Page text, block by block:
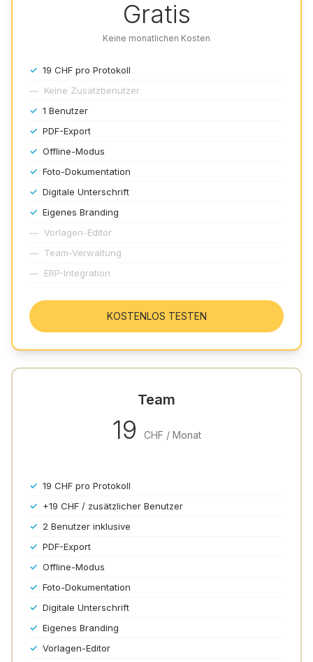
Gratis
Keine monatlichen Kosten
✓ 19 CHF pro Protokoll
— Keine Zusatzbenutzer
✓ 1 Benutzer
✓ PDF-Export
✓ Offline-Modus
✓ Foto-Dokumentation
✓ Digitale Unterschrift
✓ Eigenes Branding
— Vorlagen-Editor
— Team-Verwaltung
— ERP-Integration
KOSTENLOS TESTEN
Team
19 CHF / Monat
✓ 19 CHF pro Protokoll
✓ +19 CHF / zusätzlicher Benutzer
✓ 2 Benutzer inklusive
✓ PDF-Export
✓ Offline-Modus
✓ Foto-Dokumentation
✓ Digitale Unterschrift
✓ Eigenes Branding
✓ Vorlagen-Editor